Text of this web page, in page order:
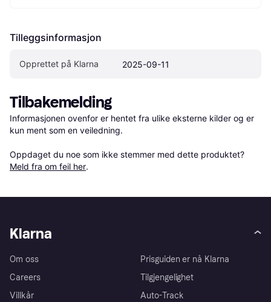
Tilleggsinformasjon
Opprettet på Klarna 2025-09-11
Tilbakemelding
Informasjonen ovenfor er hentet fra ulike eksterne kilder og er
kun ment som en veiledning.
Oppdaget du noe som ikke stemmer med dette produktet?
Meld fra om feil her.
Klarna
Om oss
Careers
Villkår
Prisguiden er nå Klarna
Tilgjengelighet
Auto-Track